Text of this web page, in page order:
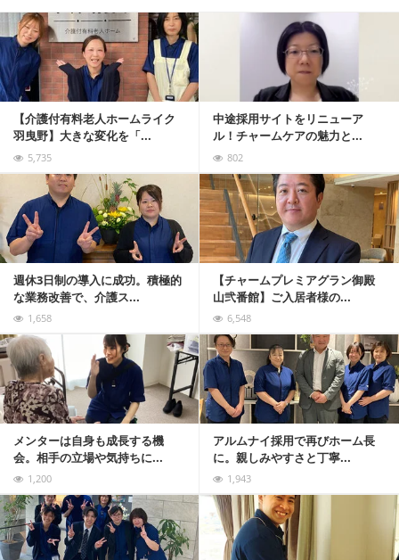
【介護付有料老人ホームライク
羽曳野】大きな変化を「...
5,735
中途採用サイトをリニューア
ル！チャームケアの魅力と...
802
記事を読む
週休3日制の導入に成功。積極的
な業務改善で、介護ス...
1,658
【チャームプレミアグラン御殿
山弐番館】ご入居者様の...
6,548
記事を読む
メンターは自身も成長する機
会。相手の立場や気持ちに...
1,200
アルムナイ採用で再びホーム長
に。親しみやすさと丁寧...
1,943
記事を読む
記事を読む